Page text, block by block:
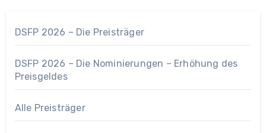
DSFP 2026 – Die Preisträger
DSFP 2026 – Die Nominierungen – Erhöhung des
Preisgeldes
Alle Preisträger